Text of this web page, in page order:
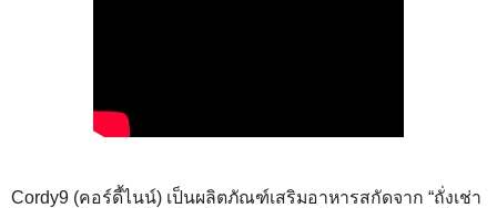
Cordy9 (คอร์ดี้ไนน์) เป็นผลิตภัณฑ์เสริมอาหารสกัดจาก “ถั่งเช่า